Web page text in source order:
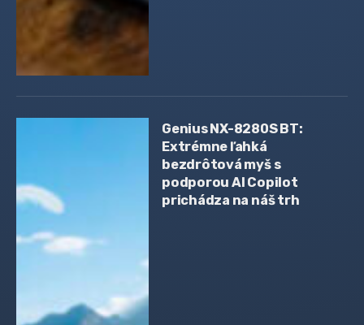
Genius NX-8280S BT:
Extrémne ľahká
bezdrôtová myš s
podporou AI Copilot
prichádza na náš trh